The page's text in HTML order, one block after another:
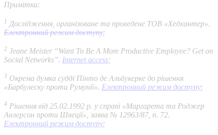
Примітки:
1 Дослідження, організоване та проведене ТОВ «Хедхантер».
Електронний режим доступу;
2 Jeane Meister “Want To Be A More Productive Employee? Get on
Social Networks”. Internet access;
3 Окрема думка судді Пінто де Альбукерке до рішення
«Барбулеску проти Румунії». Електронний режим доступу;
4 Рішення від 25.02.1992 р. у справі «Маргарета та Роджер
Анлерсон проти Швеції», заява № 12963/87, п. 72.
Електронний режим доступу;